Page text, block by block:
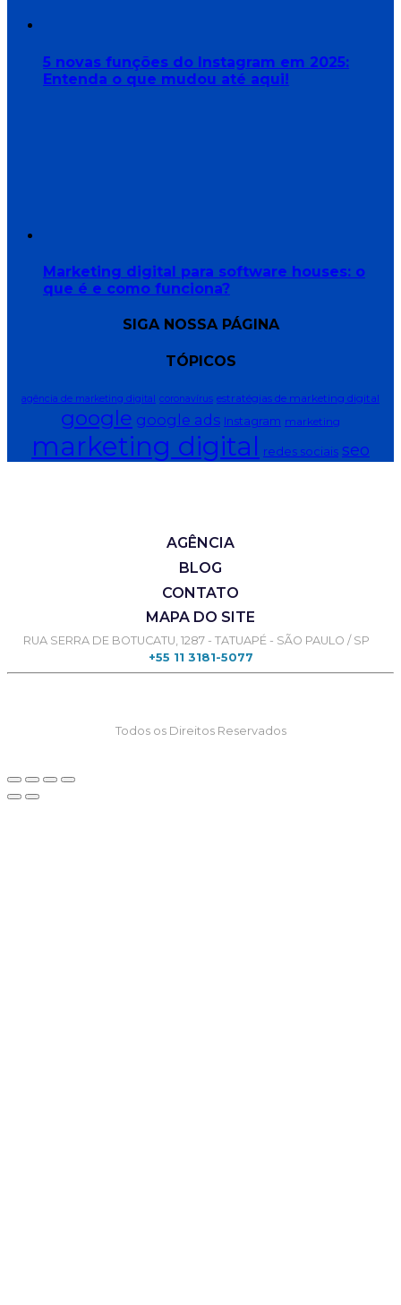
5 novas funções do Instagram em 2025:
Entenda o que mudou até aqui!
Marketing digital para software houses: o
que é e como funciona?
SIGA NOSSA PÁGINA
TÓPICOS
agência de marketing digital coronavírus estratégias de marketing digital
google google ads Instagram marketing
marketing digital redes sociais seo
AGÊNCIA
BLOG
CONTATO
MAPA DO SITE
RUA SERRA DE BOTUCATU, 1287 - TATUAPÉ - SÃO PAULO / SP
+55 11 3181-5077
Todos os Direitos Reservados